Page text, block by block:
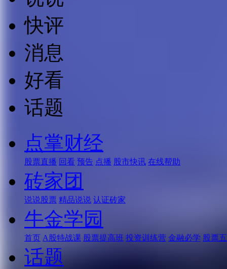
快评
消息
好看
话题
点掌财经
股票直播 回看 预告 点播 股市快讯 在线帮助
砖家团
说说股票 精品说说 认证砖家
牛金学园
首页 A股特战课 股票提高班 投资训练营 金融必学 股票
话题